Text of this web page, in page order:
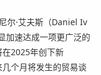
尔·艾夫斯（Daniel Iv
加速达成一项更广泛的
2025年创下新
个月将发生的贸易谈